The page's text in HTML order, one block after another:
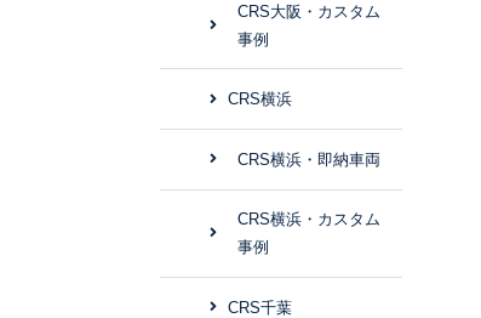
CRS大阪・カスタム
事例
CRS横浜
CRS横浜・即納車両
CRS横浜・カスタム
事例
CRS千葉